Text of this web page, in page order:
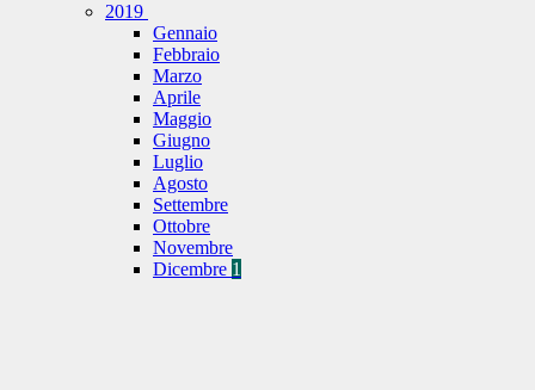
2019
Gennaio
Febbraio
Marzo
Aprile
Maggio
Giugno
Luglio
Agosto
Settembre
Ottobre
Novembre
Dicembre 1